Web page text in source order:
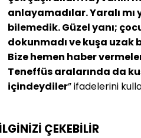
anlayamadılar. Yaralı mı
bilemedik. Güzel yanı;
dokunmadı ve kuşa uzak
Bize hemen haber
Teneffüs aralarında da
içindeydiler” ifadelerini
ÇEKEBİLİR